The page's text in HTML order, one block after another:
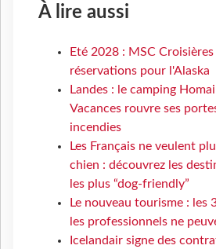
À lire aussi
Eté 2028 : MSC
réservations pour l'Alaska
Landes : le camping
Vacances rouvre ses
incendies
Les Français ne veulent
chien : découvrez les
les plus “dog-friendly”
Le nouveau tourisme : les
les professionnels ne
Icelandair signe des